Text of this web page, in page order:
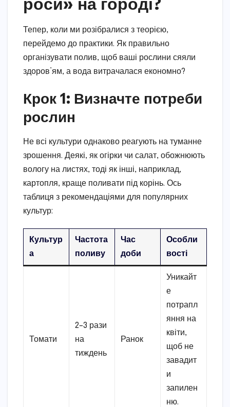
Тепер, коли ми розібралися з теорією,
перейдемо до практики. Як правильно
організувати полив, щоб ваші рослини сяяли
здоров’ям, а вода витрачалася економно?
Крок 1: Визначте потреби
рослин
Не всі культури однаково реагують на туманне
зрошення. Деякі, як огірки чи салат, обожнюють
вологу на листях, тоді як інші, наприклад,
картопля, краще поливати під корінь. Ось
таблиця з рекомендаціями для популярних
культур:
Культур
а
Частота
поливу
Час
доби
Особли
вості
Томати
2–3 рази
на
тиждень
Ранок
Уникайт
е
потрапл
яння на
квіти,
щоб не
завадит
и
запилен
ню.